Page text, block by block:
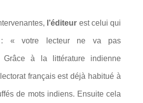
l’éditeur est celui qui
« votre lecteur ne va pas
Grâce à la littérature indienne
français est déjà habitué à
de mots indiens. Ensuite cela